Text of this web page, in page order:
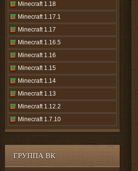
Minecraft 1.18
Minecraft 1.17.1
Minecraft 1.17
Minecraft 1.16.5
Minecraft 1.16
Minecraft 1.15
Minecraft 1.14
Minecraft 1.13
Minecraft 1.12.2
Minecraft 1.7.10
ГРУППА ВК